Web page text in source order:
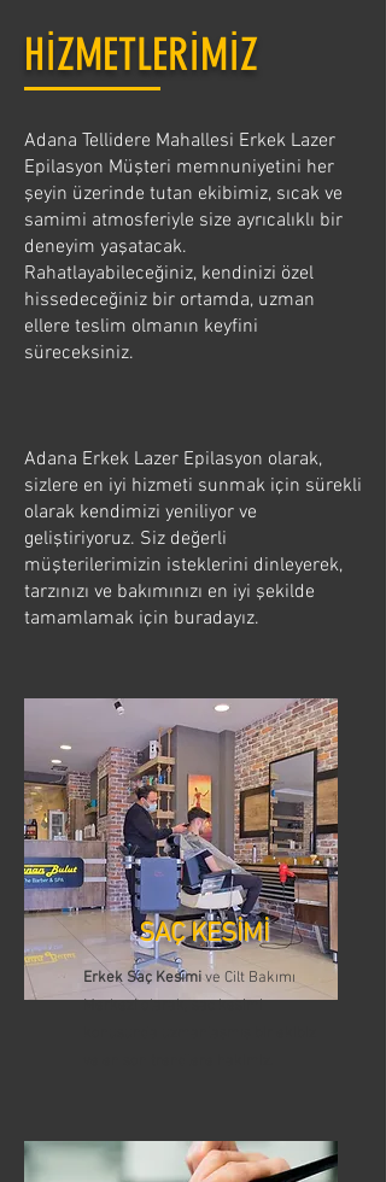
HİZMETLERİMİZ
Adana Tellidere Mahallesi Erkek Lazer
Epilasyon Müşteri memnuniyetini her
şeyin üzerinde tutan ekibimiz, sıcak ve
samimi atmosferiyle size ayrıcalıklı bir
deneyim yaşatacak.
Rahatlayabileceğiniz, kendinizi özel
hissedeceğiniz bir ortamda, uzman
ellere teslim olmanın keyfini
süreceksiniz.
Adana Erkek Lazer Epilasyon olarak,
sizlere en iyi hizmeti sunmak için sürekli
olarak kendimizi yeniliyor ve
geliştiriyoruz. Siz değerli
müşterilerimizin isteklerini dinleyerek,
tarzınızı ve bakımınızı en iyi şekilde
tamamlamak için buradayız.
SAÇ KESİMİ
Erkek Saç Kesimive Cilt Bakımı
Merkezi olarak, saç kesimi